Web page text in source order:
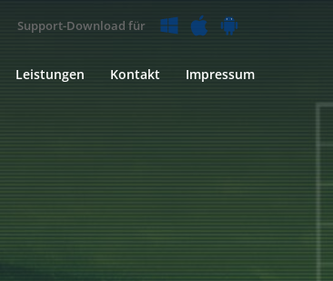
Support-Download für
Leistungen Kontakt Impressum